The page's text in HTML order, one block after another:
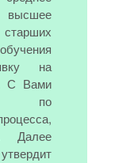
на
С Вами
по
Далее